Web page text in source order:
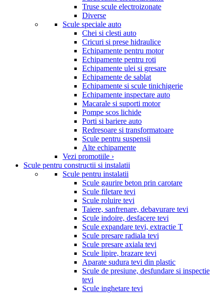
Truse scule electroizonate
Diverse
Scule speciale auto
Chei si clesti auto
Cricuri si prese hidraulice
Echipamente pentru motor
Echipamente pentru roti
Echipamente ulei si gresare
Echipamente de sablat
Echipamente si scule tinichigerie
Echipamente inspectare auto
Macarale si suporti motor
Pompe scos lichide
Porti si bariere auto
Redresoare si transformatoare
Scule pentru suspensii
Alte echipamente
Vezi promotiile ›
Scule pentru constructii si instalatii
Scule pentru instalatii
Scule gaurire beton prin carotare
Scule filetare tevi
Scule roluire tevi
Taiere, sanfrenare, debavurare tevi
Scule indoire, desfacere tevi
Scule expandare tevi, extractie T
Scule presare radiala tevi
Scule presare axiala tevi
Scule lipire, brazare tevi
Aparate sudura tevi din plastic
Scule de presiune, desfundare si inspectie
tevi
Scule inghetare tevi